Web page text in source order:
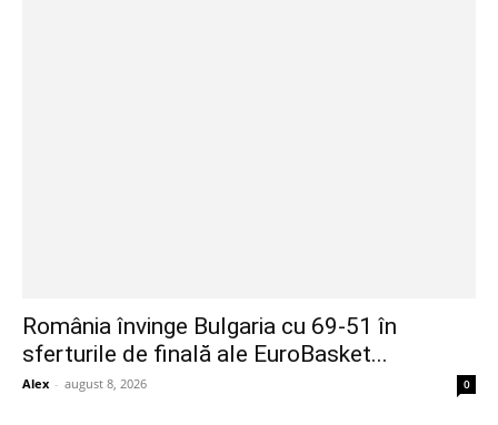
România învinge Bulgaria cu 69-51 în
sferturile de finală ale EuroBasket...
Alex - august 8, 2026 0